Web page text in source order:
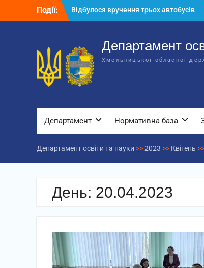
Події:
Відбулося вручення трьох автобусів
для потреб закладів освіти
Департаменту освіти та науки обласної
державної адміністрації
Відбулась обласна нарада для
відповідальних за національно-
патріотичне виховання
Департамент
Хмельницької обласної
Департамент Нормативна база
Департамент освіти та науки >>2023 >> Квітень >>
День: 20.04.2023